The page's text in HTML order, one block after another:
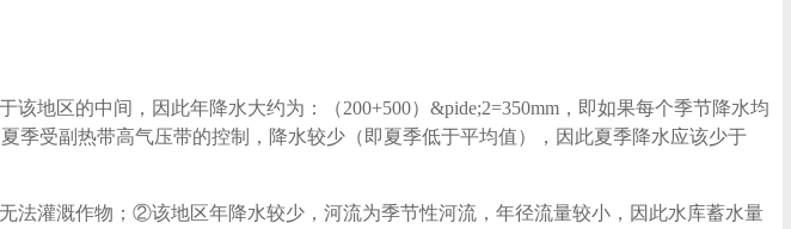
地区的中间，因此年降水大约为：（200+500）&pide;2=350mm，即如果每个季节降水均
季受副热带高气压带的控制，降水较少（即夏季低于平均值），因此夏季降水应该少于
法灌溉作物；②该地区年降水较少，河流为季节性河流，年径流量较小，因此水库蓄水量